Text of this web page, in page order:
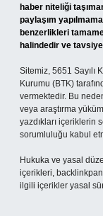
haber niteliği
paylaşım
benzerlikleri
halindedir ve
Sitemiz, 5651 Sayılı
Kurumu (BTK)
vermektedir. Bu
veya araştırma
yazdıkları içeriklerin
sorumluluğu kabul
Hukuka ve yasal
içerikleri,
ilgili içerikler yasal